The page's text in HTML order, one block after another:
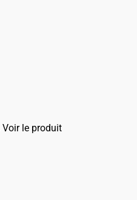
Voir le produit